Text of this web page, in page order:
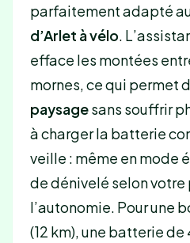
parfaitement adapté
d’Arlet à vélo .
efface les montées
mornes, ce qui permet
paysagesans souffrir
à charger la batterie
veille : même en mode
de dénivelé selon
l’autonomie. Pour une
(12 km), une batterie